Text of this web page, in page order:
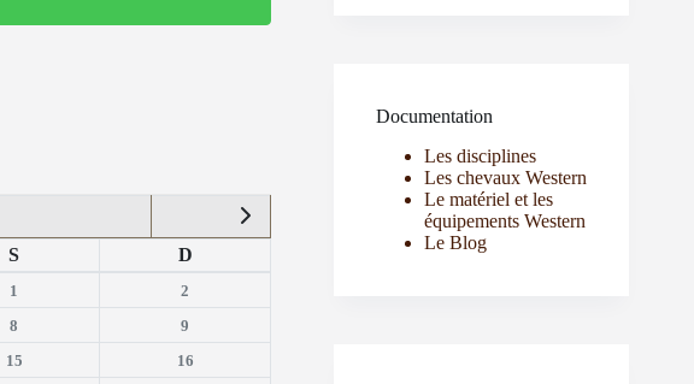
S D
1
2
8
9
15
16
Documentation
Les disciplines
Les chevaux Western
Le matériel et les
équipements Western
Le Blog